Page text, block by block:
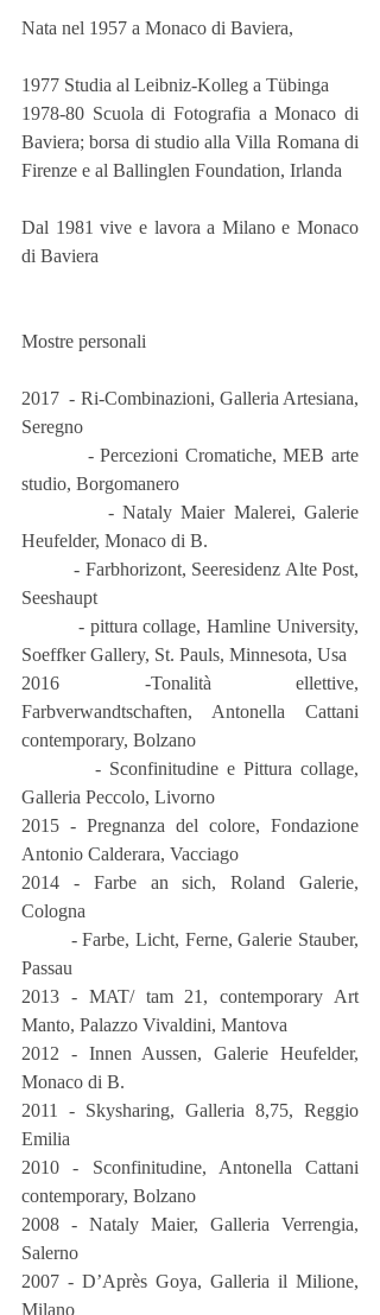
Nata nel 1957 a Monaco di Baviera,
1977 Studia al Leibniz-Kolleg a Tübinga
1978-80 Scuola di Fotografia a Monaco di
Baviera; borsa di studio alla Villa Romana di
Firenze e al Ballinglen Foundation, Irlanda
Dal 1981 vive e lavora a Milano e Monaco
di Baviera
Mostre personali
2017  - Ri-Combinazioni, Galleria Artesiana,
Seregno
studio, Borgomanero
Heufelder, Monaco di B.
          - Farbhorizont, Seeresidenz Alte Post,
Seeshaupt
Soeffker Gallery, St. Pauls, Minnesota, Usa
2016 -Tonalità ellettive,
Farbverwandtschaften, Antonella Cattani
contemporary, Bolzano
         - Sconfinitudine e Pittura collage,
Galleria Peccolo, Livorno
2015 - Pregnanza del colore, Fondazione
Antonio Calderara, Vacciago
2014 - Farbe an sich, Roland Galerie,
Cologna
Passau
2013 - MAT/ tam 21, contemporary Art
Manto, Palazzo Vivaldini, Mantova
2012 - Innen Aussen, Galerie Heufelder,
Monaco di B.
2011 - Skysharing, Galleria 8,75, Reggio
Emilia
2010 - Sconfinitudine, Antonella Cattani
contemporary, Bolzano
2008 - Nataly Maier, Galleria Verrengia,
Salerno
2007 - D’Après Goya, Galleria il Milione,
Milano